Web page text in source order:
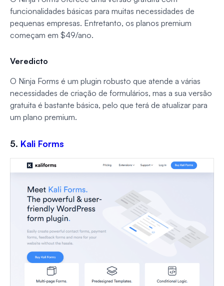
funcionalidades básicas para muitas necessidades de
pequenas empresas. Entretanto, os planos premium
começam em $49/ano.
Veredicto
O Ninja Forms é um plugin robusto que atende a várias
necessidades de criação de formulários, mas a sua versão
gratuita é bastante básica, pelo que terá de atualizar para
um plano premium.
5. Kali Forms